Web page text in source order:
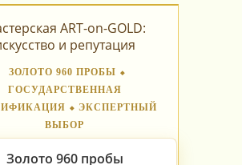
ART-on-GOLD:
и репутация
ЗОЛОТО 960 ПРОБЫ ⬥
ГОСУДАРСТВЕННАЯ
⬥ ЭКСПЕРТНЫЙ
ВЫБОР
Золото 960 пробы